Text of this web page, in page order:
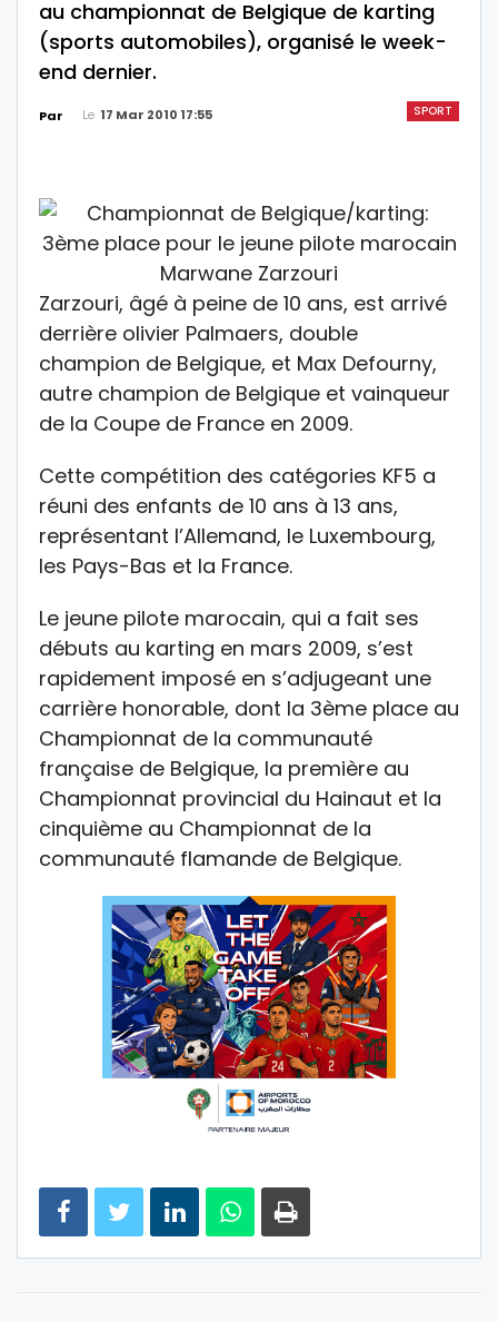
au championnat de Belgique de karting
(sports automobiles), organisé le week-
end dernier.
SPORT
Par Le 17 Mar 2010 17:55
Zarzouri, âgé à peine de 10 ans, est arrivé
derrière olivier Palmaers, double
champion de Belgique, et Max Defourny,
autre champion de Belgique et vainqueur
de la Coupe de France en 2009.
Cette compétition des catégories KF5 a
réuni des enfants de 10 ans à 13 ans,
représentant l’Allemand, le Luxembourg,
les Pays-Bas et la France.
Le jeune pilote marocain, qui a fait ses
débuts au karting en mars 2009, s’est
rapidement imposé en s’adjugeant une
carrière honorable, dont la 3ème place au
Championnat de la communauté
française de Belgique, la première au
Championnat provincial du Hainaut et la
cinquième au Championnat de la
communauté flamande de Belgique.